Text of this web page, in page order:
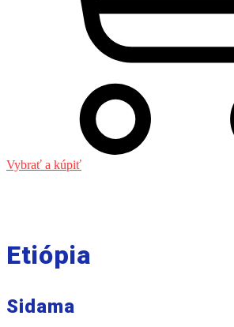
Vybrať a kúpiť
Etiópia
Sidama